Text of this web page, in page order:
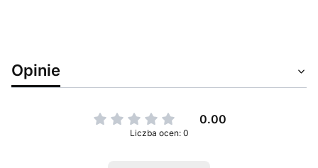
Opinie
0.00
Liczba ocen: 0